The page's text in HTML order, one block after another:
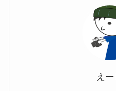
えー